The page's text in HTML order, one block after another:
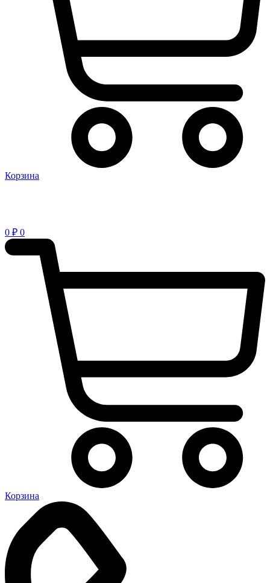
Корзина
0 ₽ 0
Корзина